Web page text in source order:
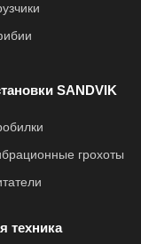
SANDVIK
грохоты
техника